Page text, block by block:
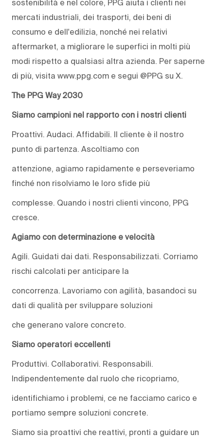
sostenibilità e nel colore, PPG aiuta i clienti nei
mercati industriali, dei trasporti, dei beni di
consumo e dell'edilizia, nonché nei relativi
aftermarket, a migliorare le superfici in molti più
modi rispetto a qualsiasi altra azienda. Per saperne
di più, visita www.ppg.com e segui @PPG su X.
The PPG Way 2030
Siamo campioni nel rapporto con i nostri clienti
Proattivi. Audaci. Affidabili. Il cliente è il nostro
punto di partenza. Ascoltiamo con
attenzione, agiamo rapidamente e perseveriamo
finché non risolviamo le loro sfide più
complesse. Quando i nostri clienti vincono, PPG
cresce.
Agiamo con determinazione e velocità
Agili. Guidati dai dati. Responsabilizzati. Corriamo
rischi calcolati per anticipare la
concorrenza. Lavoriamo con agilità, basandoci su
dati di qualità per sviluppare soluzioni
che generano valore concreto.
Siamo operatori eccellenti
Produttivi. Collaborativi. Responsabili.
Indipendentemente dal ruolo che ricopriamo,
identifichiamo i problemi, ce ne facciamo carico e
portiamo sempre soluzioni concrete.
Siamo sia proattivi che reattivi, pronti a guidare un